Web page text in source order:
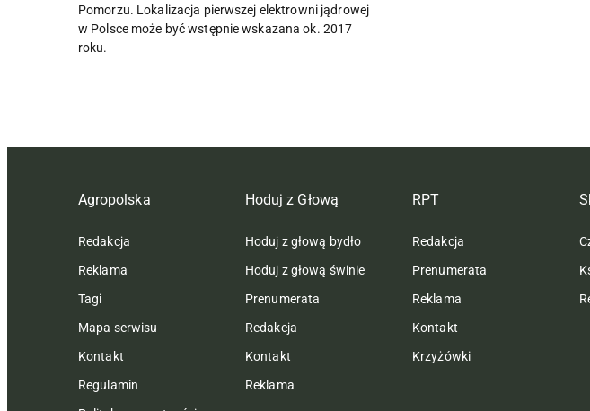
Pomorzu. Lokalizacja pierwszej elektrowni jądrowej
w Polsce może być wstępnie wskazana ok. 2017
roku.
Agropolska
Redakcja
Reklama
Tagi
Mapa serwisu
Kontakt
Regulamin
Hoduj z Głową
Hoduj z głową bydło
Hoduj z głową świnie
Prenumerata
Redakcja
Kontakt
Reklama
RPT
Redakcja
Prenumerata
Reklama
Kontakt
Krzyżówki